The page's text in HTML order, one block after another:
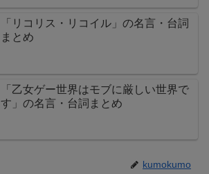
「リコリス・リコイル」の名言・台詞
まとめ
「乙女ゲー世界はモブに厳しい世界で
す」の名言・台詞まとめ
kumokumo